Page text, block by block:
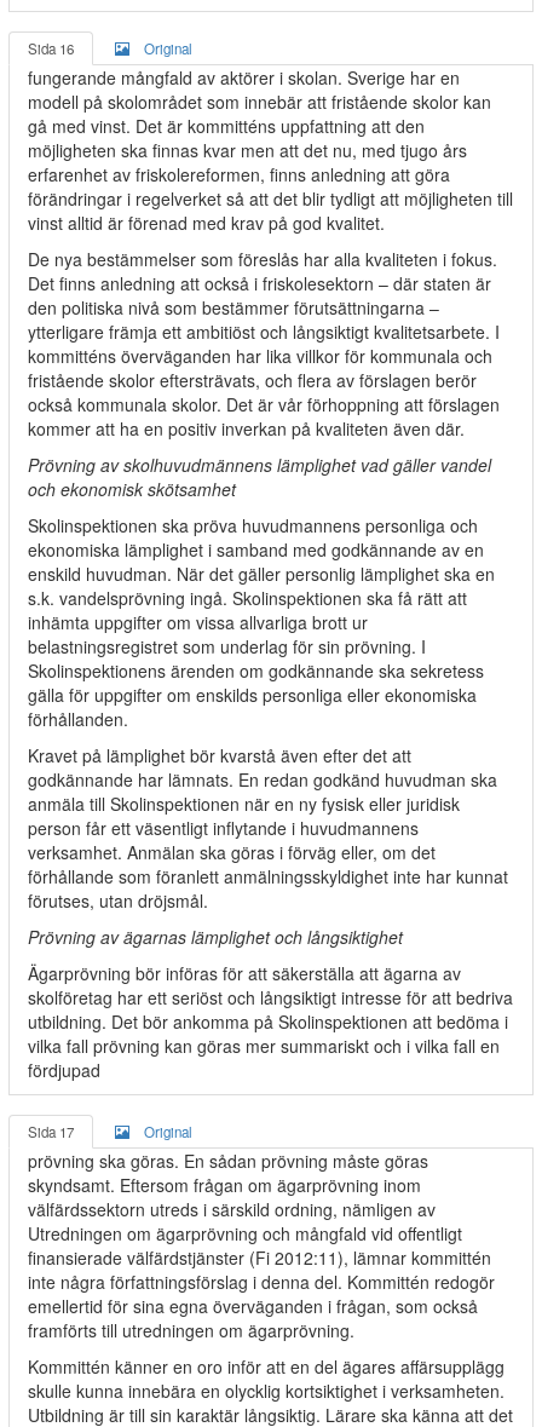
Sida 16 Original
fungerande mångfald av aktörer i skolan. Sverige har en
modell på skolområdet som innebär att fristående skolor kan
gå med vinst. Det är kommitténs uppfattning att den
möjligheten ska finnas kvar men att det nu, med tjugo års
erfarenhet av friskolereformen, finns anledning att göra
förändringar i regelverket så att det blir tydligt att möjligheten till
vinst alltid är förenad med krav på god kvalitet.
De nya bestämmelser som föreslås har alla kvaliteten i fokus.
Det finns anledning att också i friskolesektorn – där staten är
den politiska nivå som bestämmer förutsättningarna –
ytterligare främja ett ambitiöst och långsiktigt kvalitetsarbete. I
kommitténs överväganden har lika villkor för kommunala och
fristående skolor eftersträvats, och flera av förslagen berör
också kommunala skolor. Det är vår förhoppning att förslagen
kommer att ha en positiv inverkan på kvaliteten även där.
Prövning av skolhuvudmännens lämplighet vad gäller vandel
och ekonomisk skötsamhet
Skolinspektionen ska pröva huvudmannens personliga och
ekonomiska lämplighet i samband med godkännande av en
enskild huvudman. När det gäller personlig lämplighet ska en
s.k. vandelsprövning ingå. Skolinspektionen ska få rätt att
inhämta uppgifter om vissa allvarliga brott ur
belastningsregistret som underlag för sin prövning. I
Skolinspektionens ärenden om godkännande ska sekretess
gälla för uppgifter om enskilds personliga eller ekonomiska
förhållanden.
Kravet på lämplighet bör kvarstå även efter det att
godkännande har lämnats. En redan godkänd huvudman ska
anmäla till Skolinspektionen när en ny fysisk eller juridisk
person får ett väsentligt inflytande i huvudmannens
verksamhet. Anmälan ska göras i förväg eller, om det
förhållande som föranlett anmälningsskyldighet inte har kunnat
förutses, utan dröjsmål.
Prövning av ägarnas lämplighet och långsiktighet
Ägarprövning bör införas för att säkerställa att ägarna av
skolföretag har ett seriöst och långsiktigt intresse för att bedriva
utbildning. Det bör ankomma på Skolinspektionen att bedöma i
vilka fall prövning kan göras mer summariskt och i vilka fall en
fördjupad
Sida 17 Original
prövning ska göras. En sådan prövning måste göras
skyndsamt. Eftersom frågan om ägarprövning inom
välfärdssektorn utreds i särskild ordning, nämligen av
Utredningen om ägarprövning och mångfald vid offentligt
finansierade välfärdstjänster (Fi 2012:11), lämnar kommittén
inte några författningsförslag i denna del. Kommittén redogör
emellertid för sina egna överväganden i frågan, som också
framförts till utredningen om ägarprövning.
Kommittén känner en oro inför att en del ägares affärsupplägg
skulle kunna innebära en olycklig kortsiktighet i verksamheten.
Utbildning är till sin karaktär långsiktig. Lärare ska känna att det